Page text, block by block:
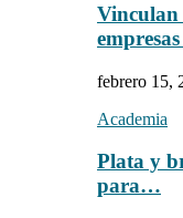
Vinculan
febrero 15,
Academia
Plata y
para…